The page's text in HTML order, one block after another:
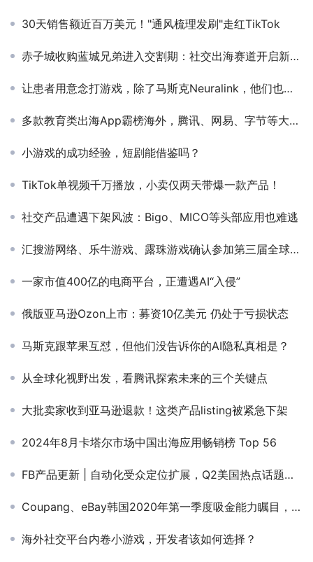
30天销售额近百万美元！"通风梳理发刷"走红TikTok
赤子城收购蓝城兄弟进入交割期：社交出海赛道开启新故事
让患者用意念打游戏，除了马斯克Neuralink，他们也能做到
多款教育类出海App霸榜海外，腾讯、网易、字节等大厂皆已入局
小游戏的成功经验，短剧能借鉴吗？
TikTok单视频千万播放，小卖仅两天带爆一款产品！
社交产品遭遇下架风波：Bigo、MICO等头部应用也难逃
汇搜游网络、乐牛游戏、露珠游戏确认参加第三届全球产品与增长大会-游戏研发发行对接会
一家市值400亿的电商平台，正遭遇AI“入侵”
俄版亚马逊Ozon上市：募资10亿美元 仍处于亏损状态
马斯克跟苹果互怼，但他们没告诉你的AI隐私真相是？
从全球化视野出发，看腾讯探索未来的三个关键点
大批卖家收到亚马逊退款！这类产品listing被紧急下架
2024年8月卡塔尔市场中国出海应用畅销榜 Top 56
FB产品更新 | 自动化受众定位扩展，Q2美国热点话题，APP审核重点更新
Coupang、eBay韩国2020年第一季度吸金能力瞩目，突破数十亿美元大关
海外社交平台内卷小游戏，开发者该如何选择？